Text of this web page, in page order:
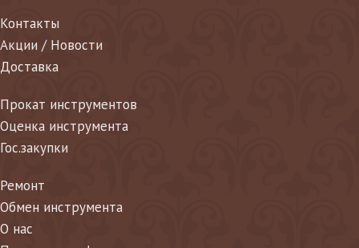
Контакты
Акции / Новости
Доставка
Прокат инструментов
Оценка инструмента
Гос.закупки
Ремонт
Обмен инструмента
О нас